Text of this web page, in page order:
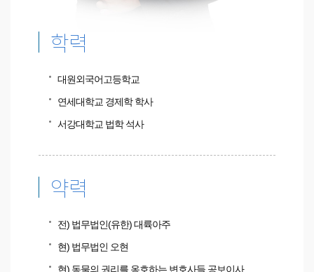
학력
대원외국어고등학교
연세대학교 경제학 학사
서강대학교 법학 석사
약력
전) 법무법인(유한) 대륙아주
현) 법무법인 오현
현) 동물의 권리를 옹호하는 변호사들 공보이사